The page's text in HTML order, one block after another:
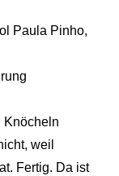
Paula Pinho,
Knöcheln
weil
Fertig. Da ist